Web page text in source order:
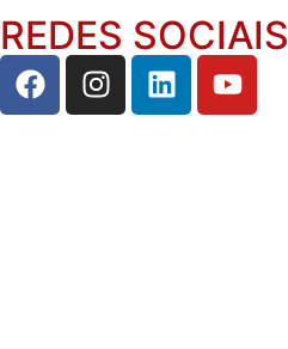
REDES SOCIAIS